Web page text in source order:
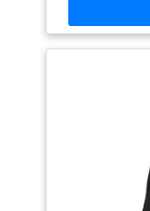
glissière, très
douce, pour
Veste homme
autocollants
rester au
tactique
camouflage,
peut répondre
veste
air, la
militaire, la